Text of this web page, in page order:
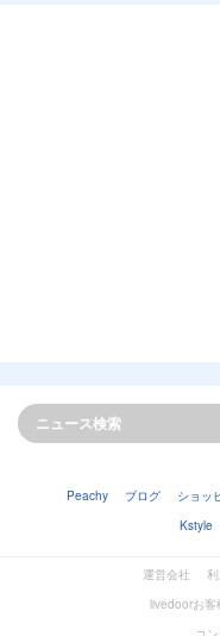
Peachy ブログ ショッ
Kstyle
運営会社
livedoorお客